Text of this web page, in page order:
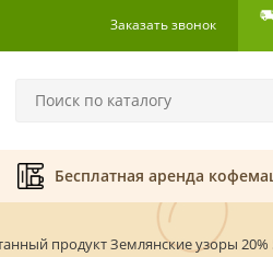
Заказать звонок
Бесплатная аренда
продукт Землянские узоры 20%